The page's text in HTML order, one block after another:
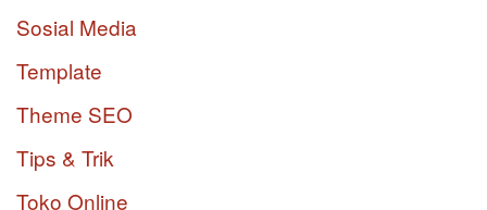
Sosial Media
Template
Theme SEO
Tips & Trik
Toko Online